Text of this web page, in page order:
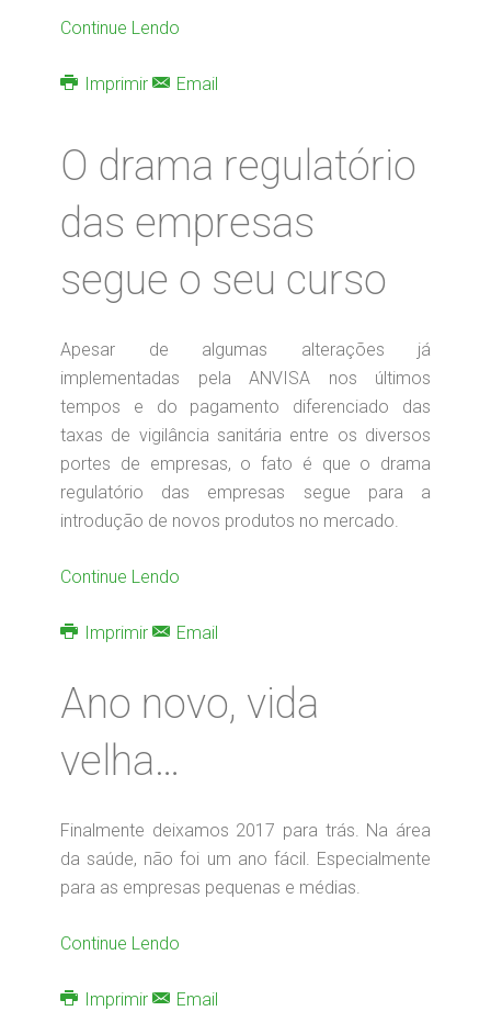
Continue Lendo
Imprimir Email
O drama regulatório
das empresas
segue o seu curso
Apesar de algumas alterações já
implementadas pela ANVISA nos últimos
tempos e do pagamento diferenciado das
taxas de vigilância sanitária entre os diversos
portes de empresas, o fato é que o drama
regulatório das empresas segue para a
introdução de novos produtos no mercado.
Continue Lendo
Imprimir Email
Ano novo, vida
velha…
Finalmente deixamos 2017 para trás. Na área
da saúde, não foi um ano fácil. Especialmente
para as empresas pequenas e médias.
Continue Lendo
Imprimir Email